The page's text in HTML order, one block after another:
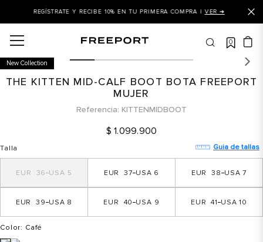
REGÍSTRATE Y RECIBE 10% EN TU PRIMERA COMPRA |VER ➜
0
New Collection
THE KITTEN MID-CALF BOOT BOTA FREEPORT
MUJER
Referencia KITTENMIDBOOT
$ 1.099.900
Talla Guia de tallas
5
36 6
37 7
38
8
39 9
40 10
41
Color: Café
balance
puma